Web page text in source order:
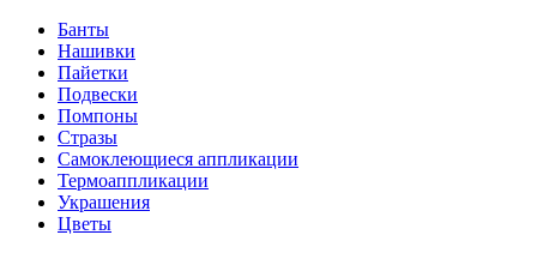
Банты
Нашивки
Пайетки
Подвески
Помпоны
Стразы
Самоклеющиеся аппликации
Термоаппликации
Украшения
Цветы